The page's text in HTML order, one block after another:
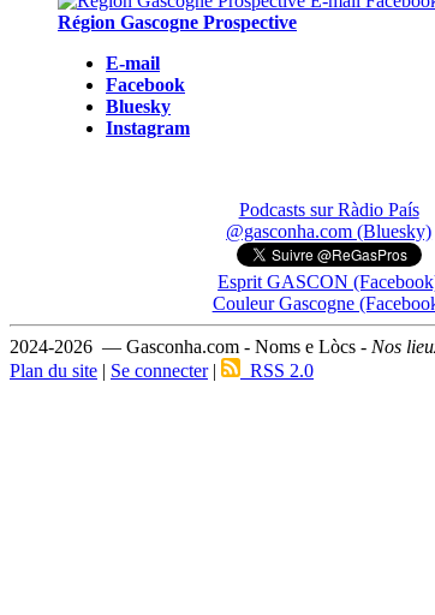
Région Gascogne Prospective
E-mail
Facebook
Bluesky
Instagram
Podcasts sur Ràdio País
@gasconha.com (Bluesky)
Esprit GASCON
Couleur Gascogne
2024-2026 — Gasconha.com - Noms e Lòcs - Nos
Plan du site | Se connecter| RSS 2.0